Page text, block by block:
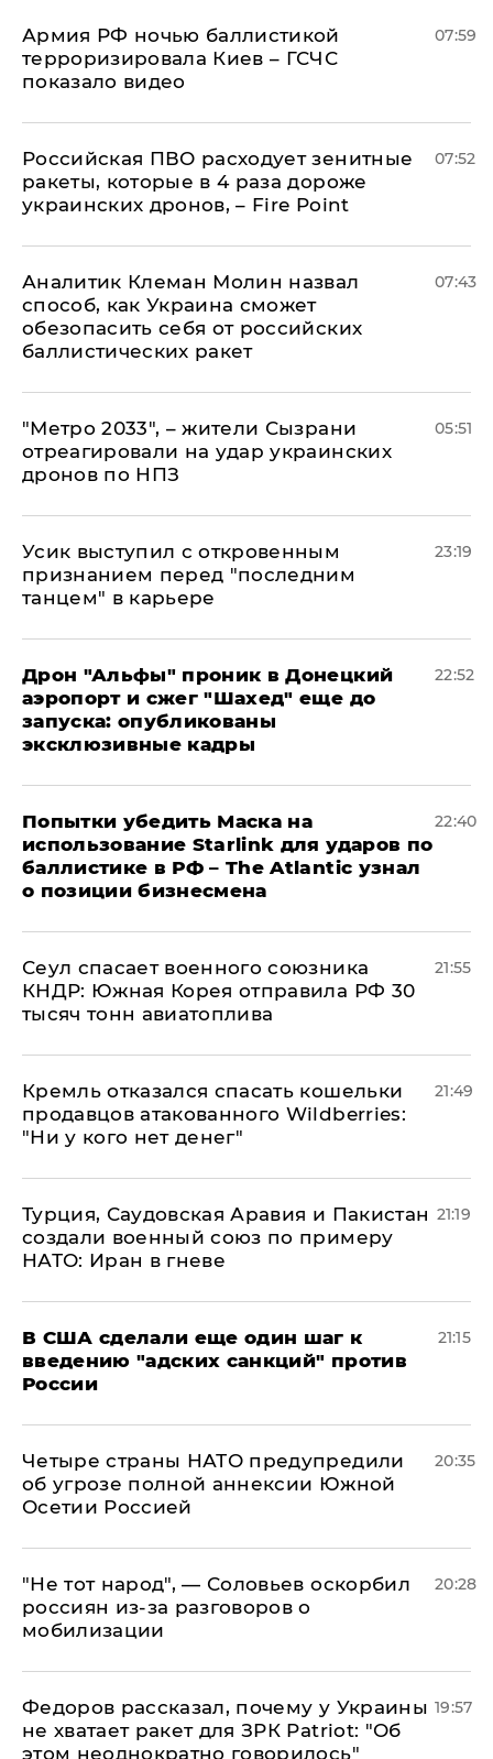
Армия РФ ночью баллистикой
терроризировала Киев – ГСЧС
показало видео
07:59
Российская ПВО расходует зенитные
ракеты, которые в 4 раза дороже
украинских дронов, – Fire Point
07:52
Аналитик Клеман Молин назвал
способ, как Украина сможет
обезопасить себя от российских
баллистических ракет
07:43
"Метро 2033", – жители Сызрани
отреагировали на удар украинских
дронов по НПЗ
05:51
Усик выступил с откровенным
признанием перед "последним
танцем" в карьере
23:19
Дрон "Альфы" проник в Донецкий
аэропорт и сжег "Шахед" еще до
запуска: опубликованы
эксклюзивные кадры
22:52
Попытки убедить Маска на
использование Starlink для ударов по
баллистике в РФ – The Atlantic узнал
о позиции бизнесмена
22:40
​Сеул спасает военного союзника
КНДР: Южная Корея отправила РФ 30
тысяч тонн авиатоплива
21:55
Кремль отказался спасать кошельки
продавцов атакованного Wildberries:
"Ни у кого нет денег"
21:49
Турция, Саудовская Аравия и Пакистан
создали военный союз по примеру
НАТО: Иран в гневе
21:19
В США сделали еще один шаг к
введению "адских санкций" против
России
21:15
Четыре страны НАТО предупредили
об угрозе полной аннексии Южной
Осетии Россией
20:35
​"Не тот народ", — Соловьев оскорбил
россиян из-за разговоров о
мобилизации
20:28
Федоров рассказал, почему у Украины
не хватает ракет для ЗРК Patriot: "Об
этом неоднократно говорилось"
19:57